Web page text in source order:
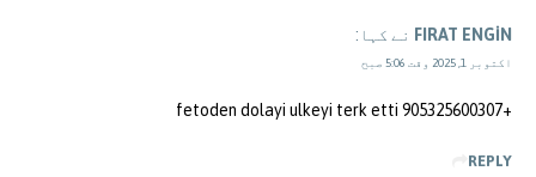
FIRAT ENGİN نے کہا:
اکتوبر 1, 2025 وقت 5:06 صبح
+905325600307 fetoden dolayi ulkeyi terk etti
REPLY